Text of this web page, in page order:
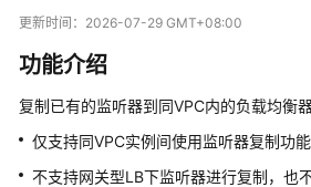
动
品
介
更新时间： 2026-07-29 GMT+08:00
功能介绍
复制已有的监听器到同VPC内的负载均衡器
仅支持同VPC实例间使用监听器复制功能
不支持网关型LB下监听器进行复制，也